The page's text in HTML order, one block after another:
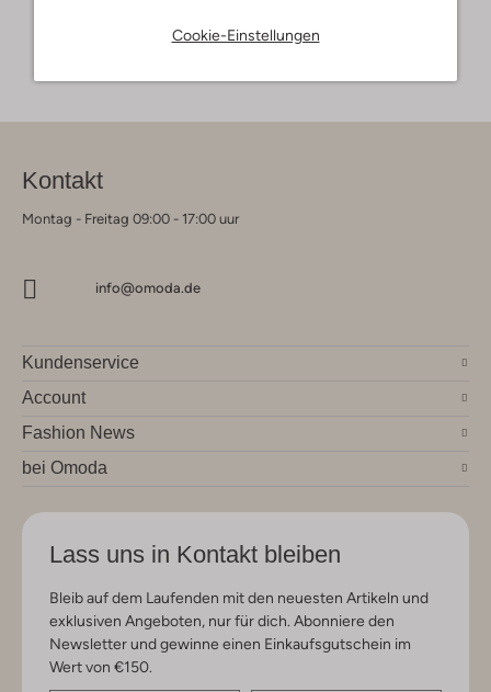
Cookie-Einstellungen
Kontakt
Montag - Freitag 09:00 - 17:00 uur
info@omoda.de
Kundenservice
Account
Fashion News
bei Omoda
Lass uns in Kontakt bleiben
Bleib auf dem Laufenden mit den neuesten Artikeln und
exklusiven Angeboten, nur für dich. Abonniere den
Newsletter und gewinne einen Einkaufsgutschein im
Wert von €150.